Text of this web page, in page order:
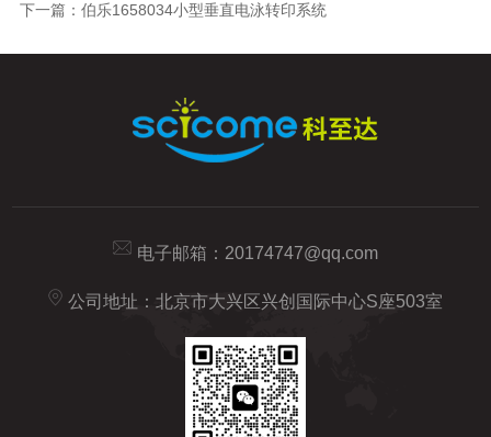
下一篇： 伯乐1658034小型垂直电泳转印系统
电子邮箱： 20174747@qq.com
公司地址：北京市大兴区兴创国际中心S座503室